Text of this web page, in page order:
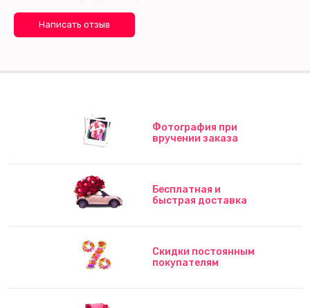
Написать отзыв
Фотография при
вручении заказа
Бесплатная и
быстрая доставка
Скидки постоянным
покупателям